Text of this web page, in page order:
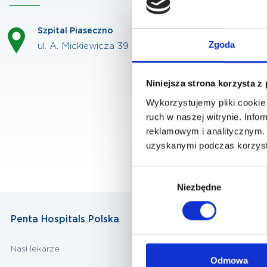
Zgoda
Niniejsza strona korzysta z
Wykorzystujemy pliki
ruch w naszej witrynie.
reklamowym i
uzyskanymi podczas
Niezbędne
Odmowa
Szpital Piaseczno
ul. A. Mickiewicza 39 , 05-500 Piaseczno
Penta Hospitals Polska
Nasi lekarze